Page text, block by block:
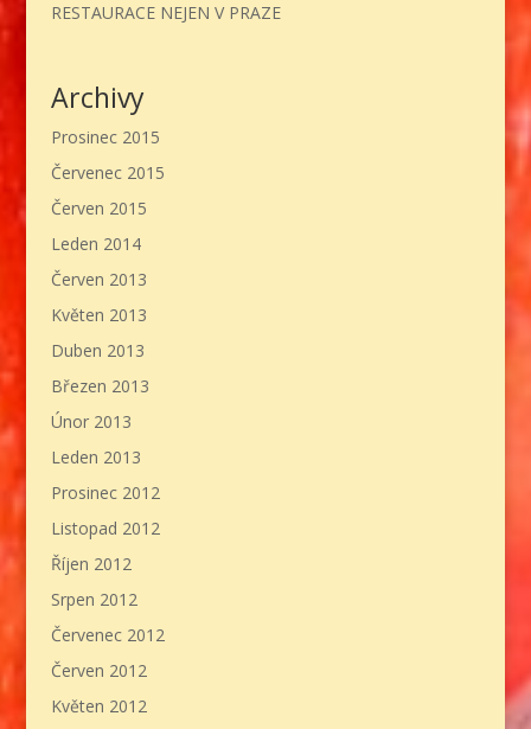
RESTAURACE NEJEN V PRAZE
Archivy
Prosinec 2015
Červenec 2015
Červen 2015
Leden 2014
Červen 2013
Květen 2013
Duben 2013
Březen 2013
Únor 2013
Leden 2013
Prosinec 2012
Listopad 2012
Říjen 2012
Srpen 2012
Červenec 2012
Červen 2012
Květen 2012